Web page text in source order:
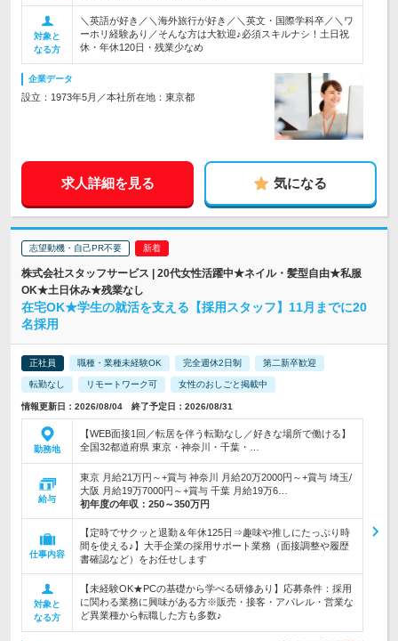
対象と
なる方
＼英語が好き／＼海外旅行が好き／＼英文・国際学科卒／＼ワ
ーホリ経験あり／そんな方は大歓迎♪必須スキルナシ！土日祝
休・年休120日・残業少なめ
企業データ
設立：1973年5月／本社所在地：東京都
求人詳細を見る 気になる
志望動機・自己PR不要
株式会社スタッフサービス | 20代女性活躍中★ネイル・髪型自由★私服
OK★土日休み★残業なし
在宅OK★学生の就活を支える【採用スタッフ】11月までに20
名採用
正社員 職種・業種未経験OK 完全週休2日制 第二新卒歓迎
転勤なし リモートワーク可 女性のおしごと掲載中
情報更新日：2026/08/04 終了予定日：2026/08/31
勤務地
【WEB面接1回／転居を伴う転勤なし／好きな場所で働ける】
全国32都道府県 東京・神奈川・千葉・…
給与
東京 月給21万円～+賞与 神奈川 月給20万2000円～+賞与 埼玉/
大阪 月給19万7000円～+賞与 千葉 月給19万6…
初年度の年収： 250～350万円
仕事内容
【定時でサクッと退勤＆年休125日⇒趣味や推しにたっぷり時
間を使える♪】大手企業の採用サポート業務（面接調整や履歴
書確認など）をお任せします
対象と
なる方
【未経験OK★PCの基礎から学べる研修あり】応募条件：採用
に関わる業務に興味がある方※販売・接客・アパレル・営業な
ど異業種から転職した方も多数♪